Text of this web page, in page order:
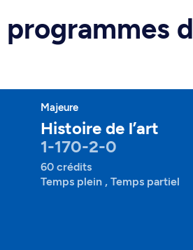
Majeure
Histoire de l’art
1-170-2-0
60 crédits
Temps plein , Temps partiel